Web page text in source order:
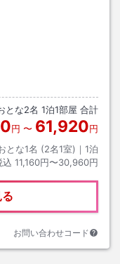
とな2名 1泊1部屋 合計
円 〜 61,920円
とな1名 (2名1室)｜ 1泊
込 11,160円〜30,960円
お問い合わせコード